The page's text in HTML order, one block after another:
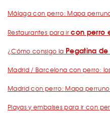
Málaga con perro: Mapa
Restaurantes para ircon perro
¿Cómo consigo la Pegatina de
Madrid / Barcelona con perro:
Madrid con perro: Mapa perruno
Playas y embalses para ir con